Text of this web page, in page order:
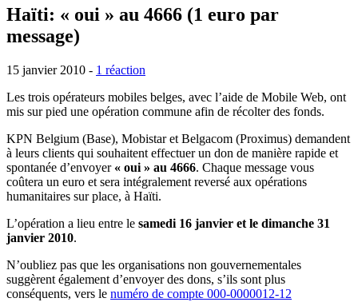
Haïti: « oui » au 4666 (1 euro par
message)
15 janvier 2010 - 1 réaction
Les trois opérateurs mobiles belges, avec l’aide de Mobile Web, ont
mis sur pied une opération commune afin de récolter des fonds.
KPN Belgium (Base), Mobistar et Belgacom (Proximus) demandent
à leurs clients qui souhaitent effectuer un don de manière rapide et
spontanée d’envoyer « oui » au 4666. Chaque message vous
coûtera un euro et sera intégralement reversé aux opérations
humanitaires sur place, à Haïti.
L’opération a lieu entre le samedi 16 janvier et le dimanche 31
janvier 2010.
N’oubliez pas que les organisations non gouvernementales
suggèrent également d’envoyer des dons, s’ils sont plus
conséquents, vers le numéro de compte 000-0000012-12